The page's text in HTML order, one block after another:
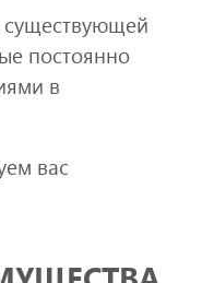
существующей
постоянно
в
вас